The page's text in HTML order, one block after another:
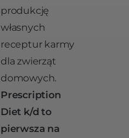
produkcję
własnych
receptur karmy
dla zwierząt
domowych.
Prescription
Diet k/d to
pierwsza na